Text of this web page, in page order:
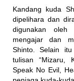
Kandang kuda
dipelihara dan
digunakan oleh
mengajar dan
Shinto. Selain
tulisan “Mizaru,
Speak No Evil,